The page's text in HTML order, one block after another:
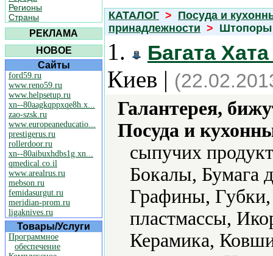
Регионы
Страны
РЕКЛАМА
НОВОЕ
Сайты
ford59.ru
www.reno59.ru
www.helpsetup.ru
xn--80aagkqppxqe8h.x...
zao-szsk.ru
www.europeaneducatio...
prestigerus.ru
rollerdoor.ru
xn--80aibuxhdbs1g.xn...
qmedical.co.il
www.arealrus.ru
mebson.ru
femidasurgut.ru
meridian-prom.ru
ligaknives.ru
Товары/Услуги
Программное
обеспечение
КАТАЛОГ > Посуда и
принадлежности > Штопоры
1. Багата
Киев |
Галантерея,
Посуда и
сыпучих
Бокалы, Бумага
Графины, Губки,
пластмассы,
Керамика,